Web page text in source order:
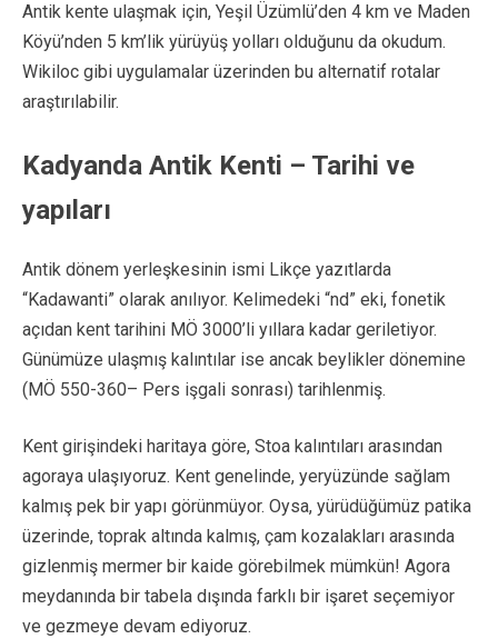
Antik kente ulaşmak için, Yeşil Üzümlü’den 4 km ve Maden
Köyü’nden 5 km’lik yürüyüş yolları olduğunu da okudum.
Wikiloc gibi uygulamalar üzerinden bu alternatif rotalar
araştırılabilir.
Kadyanda Antik Kenti – Tarihi ve
yapıları
Antik dönem yerleşkesinin ismi Likçe yazıtlarda
“Kadawanti” olarak anılıyor. Kelimedeki “nd” eki, fonetik
açıdan kent tarihini MÖ 3000’li yıllara kadar geriletiyor.
Günümüze ulaşmış kalıntılar ise ancak beylikler dönemine
(MÖ 550-360– Pers işgali sonrası) tarihlenmiş.
Kent girişindeki haritaya göre, Stoa kalıntıları arasından
agoraya ulaşıyoruz. Kent genelinde, yeryüzünde sağlam
kalmış pek bir yapı görünmüyor. Oysa, yürüdüğümüz patika
üzerinde, toprak altında kalmış, çam kozalakları arasında
gizlenmiş mermer bir kaide görebilmek mümkün! Agora
meydanında bir tabela dışında farklı bir işaret seçemiyor
ve gezmeye devam ediyoruz.